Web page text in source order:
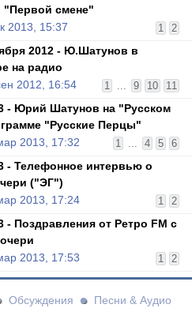
"Первой смене"
1 2
2013, 15:37
2012 - Ю.Шатунов в
на радио
1 ... 9 10 11
2012, 16:54
- Юрий Шатунов на "Русском
"Русские Перцы"
1 ... 4 5 6
2013, 17:32
- Телефонное интервью о
("ЭГ")
1 2
2013, 17:24
- Поздравления от Ретро FM с
1 2
2013, 17:53
Обсуждения Песни & Аудио